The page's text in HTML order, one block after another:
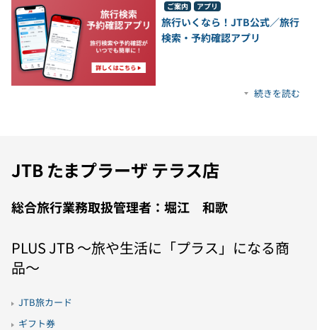
ご案内 アプリ
旅行いくなら！JTB公式／旅行
検索・予約確認アプリ
続きを読む
JTB たまプラーザ テラス店
総合旅行業務取扱管理者：堀江 和歌
PLUS JTB 〜旅や生活に「プラス」になる商
品〜
JTB旅カード
ギフト券